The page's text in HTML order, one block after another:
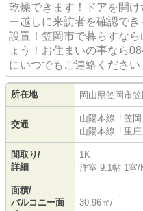
乾燥できます！ドアを開
ー越しに来訪者を確認で
設置！笠岡市で暮らすな
ょう！お住まいの事なら
にいつでもご連絡ください
所在地 岡山県笠岡市笠
交通
山陽本線 「 笠岡
山陽本線 「 里庄
間取り/
詳細
1K
洋室 9.1帖 1室/
面積/
バルコニー面
30.96㎡/-